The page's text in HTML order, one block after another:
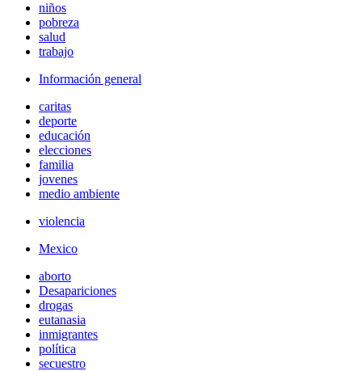
niños
pobreza
salud
trabajo
Información general
caritas
deporte
educación
elecciones
familia
jovenes
medio ambiente
violencia
Mexico
aborto
Desapariciones
drogas
eutanasia
inmigrantes
política
secuestro